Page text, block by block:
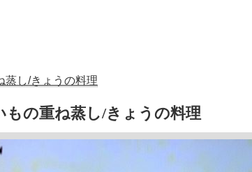
蒸し/きょうの料理
の重ね蒸し/きょうの料理